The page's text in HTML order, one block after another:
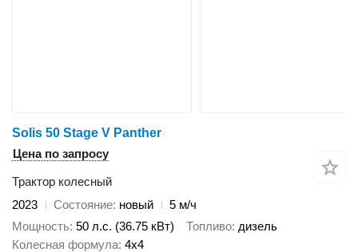
Solis 50 Stage V Panther
Цена по запросу
Трактор колесный
2023
Состояние новый
5 м/ч
Мощность 50 л.с. (36.75 кВт) Топливо дизель
Колесная формула 4x4